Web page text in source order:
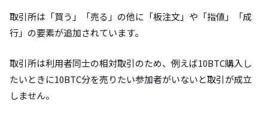
取引所は「買う」「売る」の他に「板注文」や「指値」「成
行」の要素が追加されています。
取引所は利用者同士の相対取引のため、例えば10BTC購入し
たいときに10BTC分を売りたい参加者がいないと取引が成立
しません。